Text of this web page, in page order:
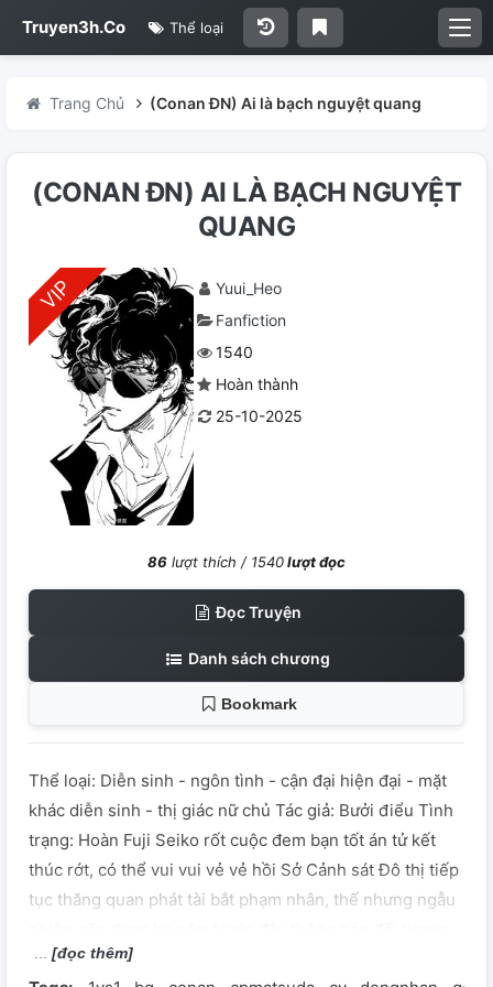
Truyen3h.Co Thể loại
Trang Chủ (Conan ĐN) Ai là bạch nguyệt quang
(CONAN ĐN) AI LÀ BẠCH NGUYỆT
QUANG
Yuui_Heo
Fanfiction
1540
Hoàn thành
25-10-2025
86 lượt thích / 1540lượt đọc
Đọc Truyện
Danh sách chương
Bookmark
Thể loại: Diễn sinh - ngôn tình - cận đại hiện đại - mặt
khác diễn sinh - thị giác nữ chủ Tác giả: Bưởi điểu Tình
trạng: Hoàn Fuji Seiko rốt cuộc đem bạn tốt án tử kết
thúc rớt, có thể vui vui vẻ vẻ hồi Sở Cảnh sát Đô thị tiếp
tục thăng quan phát tài bắt phạm nhân, thế nhưng ngẫu
vẫn là lạnh nhạt cự tuyệt chính mình cái loại này. Đáng
[đọc thêm]